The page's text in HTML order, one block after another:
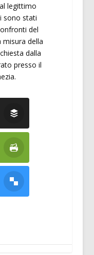
legittimo
sono stati
del
della
dalla
presso il